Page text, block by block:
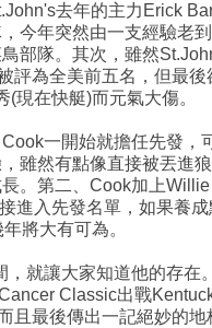
去年的主力Erick
今年突然由一支經驗老
部隊。其次，雖然
評為全美前五名，但最
(現在快艇)而元氣大傷。
一開始就擔任先發，
雖然有點像直接被丟進
。第二、Cook加上
進入先發名單，如果養
將大有可為。
，就讓大家知道他的存在
Classic出戰
且最後傳出一記絕妙的地